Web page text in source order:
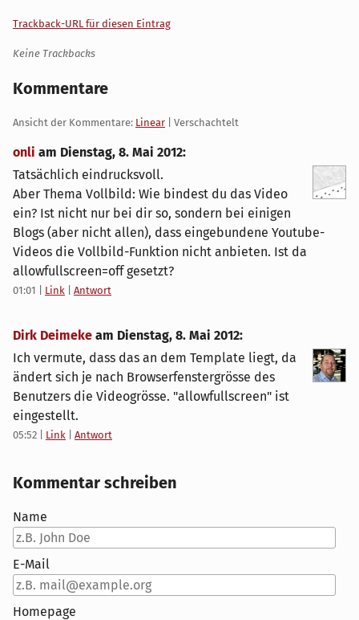
Trackback-URL für diesen Eintrag
Keine Trackbacks
Kommentare
Ansicht der Kommentare: Linear | Verschachtelt
onli am Dienstag, 8. Mai 2012:
Tatsächlich eindrucksvoll.
Aber Thema Vollbild: Wie bindest du das Video
ein? Ist nicht nur bei dir so, sondern bei einigen
Blogs (aber nicht allen), dass eingebundene Youtube-
Videos die Vollbild-Funktion nicht anbieten. Ist da
allowfullscreen=off gesetzt?
01:01 Link Antwort
Dirk Deimeke am Dienstag, 8. Mai 2012:
Ich vermute, dass das an dem Template liegt, da
ändert sich je nach Browserfenstergrösse des
Benutzers die Videogrösse. "allowfullscreen" ist
eingestellt.
05:52 Link Antwort
Kommentar schreiben
Name
E-Mail
Homepage